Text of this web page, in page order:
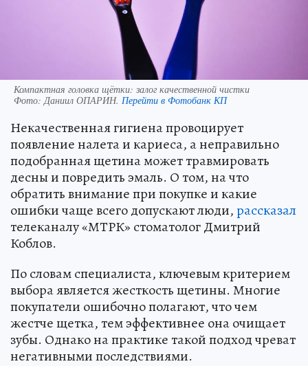
Компактная головка щётки: залог качественной чистки
Фото: Даниил ОПАРИН. Перейти в Фотобанк КП
Некачественная гигиена провоцирует
появление налета и кариеса, а неправильно
подобранная щетина может травмировать
десны и повредить эмаль. О том, на что
обратить внимание при покупке и какие
ошибки чаще всего допускают люди,рассказал
телеканалу «МТРК» стоматолог Дмитрий
Коблов.
По словам специалиста, ключевым критерием
выбора является жесткость щетины. Многие
покупатели ошибочно полагают, что чем
жестче щетка, тем эффективнее она очищает
зубы. Однако на практике такой подход чреват
негативными последствиями.